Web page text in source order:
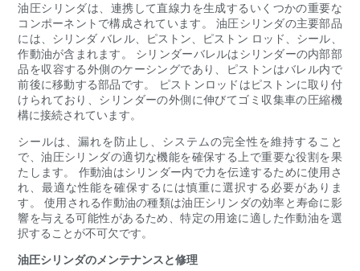
油圧シリンダは、連携して直線力を生成するいくつかの重要な
コンポーネントで構成されています。 油圧シリンダの主要部品
には、シリンダ バレル、ピストン、ピストン ロッド、シール、
作動油が含まれます。 シリンダーバレルはシリンダーの内部部
品を収容する外側のケーシングであり、ピストンはバレル内で
前後に移動する部品です。 ピストンロッドはピストンに取り付
けられており、シリンダーの外側に伸びてゴミ収集車の圧縮機
構に接続されています。
シールは、漏れを防止し、システムの完全性を維持すること
で、油圧シリンダの適切な機能を確保する上で重要な役割を果
たします。 作動油はシリンダー内で力を伝達するために使用さ
れ、最適な性能を確保するには慎重に選択する必要がありま
す。 使用される作動油の種類は油圧シリンダの効率と寿命に影
響を与える可能性があるため、特定の用途に適した作動油を選
択することが不可欠です。
油圧シリンダのメンテナンスと修理